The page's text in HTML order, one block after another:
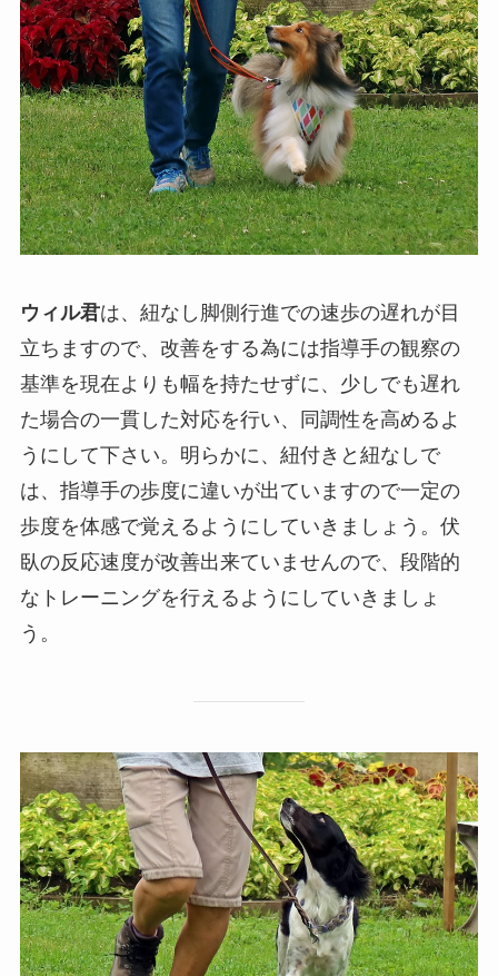
ウィル君は、紐なし脚側行進での速歩の遅れが目
立ちますので、改善をする為には指導手の観察の
基準を現在よりも幅を持たせずに、少しでも遅れ
た場合の一貫した対応を行い、同調性を高めるよ
うにして下さい。明らかに、紐付きと紐なしで
は、指導手の歩度に違いが出ていますので一定の
歩度を体感で覚えるようにしていきましょう。伏
臥の反応速度が改善出来ていませんので、段階的
なトレーニングを行えるようにしていきましょ
う。